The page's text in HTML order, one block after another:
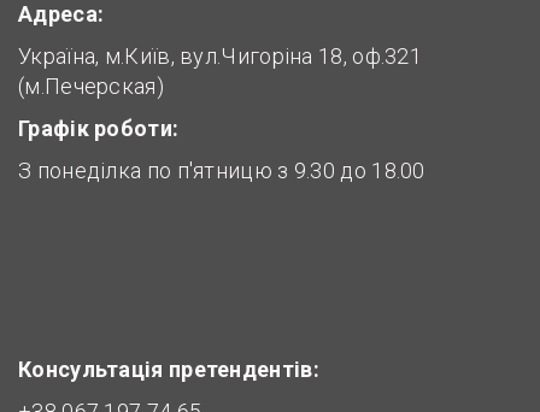
Адреса:
Україна, м.Київ, вул.Чигоріна 18, оф.321
(м.Печерская)
Графік роботи:
З понеділка по п'ятницю з 9.30 до 18.00
Консультація претендентів: